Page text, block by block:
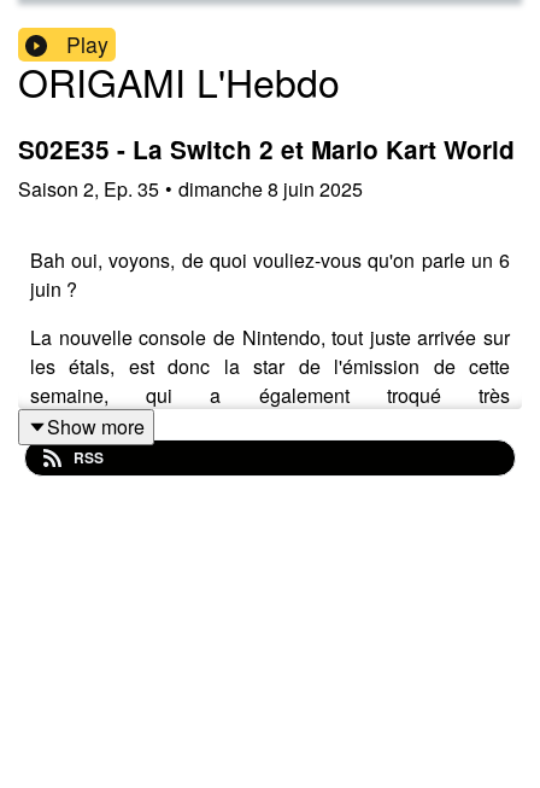
Play
ORIGAMI L'Hebdo
S02E35 - La Switch 2 et Mario Kart World
Saison 2, Ep. 35 • dimanche 8 juin 2025
Bah oui, voyons, de quoi vouliez-vous qu'on parle un 6
juin ?
La nouvelle console de Nintendo, tout juste arrivée sur
les étals, est donc la star de l'émission de cette
semaine, qui a également troqué très
exceptionnellement son magnéto d'actu pour une
version plateau à l'ancienne.
Show more
RSS